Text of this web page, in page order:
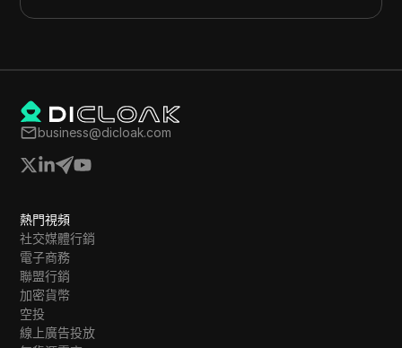
business@dicloak.com
熱門視頻
社交媒體行銷
電子商務
聯盟行銷
加密貨幣
空投
線上廣告投放